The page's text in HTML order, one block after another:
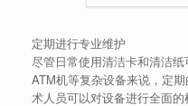
定期进行专业维护
尽管日常使用清洁卡和清洁
ATM机等复杂设备来说，定
术人员可以对设备进行全面